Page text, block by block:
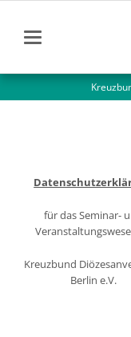
für das Seminar-
Kreuzbund
Berlin e.V.